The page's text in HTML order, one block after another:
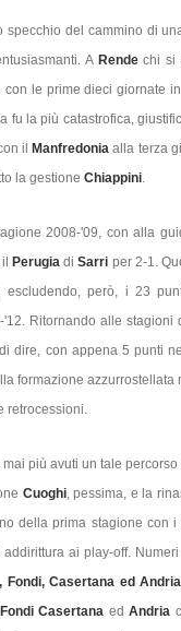
specchio del cammino di
A Rendechi si
con le prime dieci giornate
fu la più catastrofica,
il
Manfredoniaalla terza
la gestione Chiappini.
2008-'09, con alla
il PerugiadiSarri per 2-1.
escludendo, però, i 23
'12. Ritornando alle stagioni
dire, con appena 5 punti
formazione
retrocessioni.
più avuti un tale
Cuoghi, pessima, e la
della prima stagione con
ai play-off.
Fondi, Casertana ed Andria
Casertana edAndria